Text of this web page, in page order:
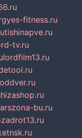
yes-fitness.ru
tishinapve.ru
tv.ru
lordfilm13.ru
bu.ru